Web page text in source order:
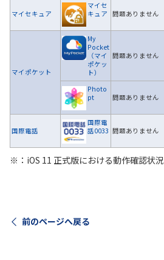
マイセキュア
マイセ
キュア 問題ありません
マイポケット
My
Pocket
（マイ
ポケッ
ト）
問題ありません
Photo
pt
問題ありません
国際電話
国際電
話0033 問題ありません
※：iOS 11 正式版における動作確認状況
前のページへ戻る